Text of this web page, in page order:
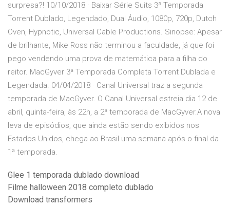
surpresa?! 10/10/2018 · Baixar Série Suits 3ª Temporada
Torrent Dublado, Legendado, Dual Áudio, 1080p, 720p, Dutch
Oven, Hypnotic, Universal Cable Productions. Sinopse: Apesar
de brilhante, Mike Ross não terminou a faculdade, já que foi
pego vendendo uma prova de matemática para a filha do
reitor. MacGyver 3ª Temporada Completa Torrent Dublada e
Legendada. 04/04/2018 · Canal Universal traz a segunda
temporada de MacGyver. O Canal Universal estreia dia 12 de
abril, quinta-feira, às 22h, a 2ª temporada de MacGyver.A nova
leva de episódios, que ainda estão sendo exibidos nos
Estados Unidos, chega ao Brasil uma semana após o final da
1ª temporada.
Glee 1 temporada dublado download
Filme halloween 2018 completo dublado
Download transformers